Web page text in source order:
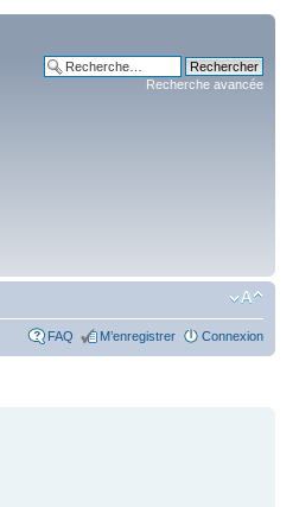
Recherche avancée
FAQ M’enregistrer Connexion